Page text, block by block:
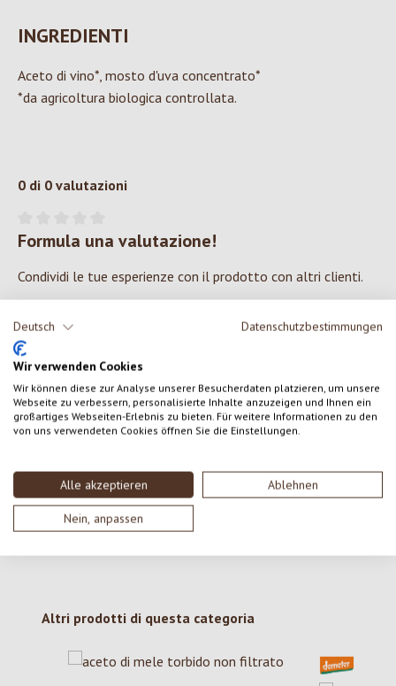
Deutsch Datenschutzbestimmungen
Wir verwenden Cookies
Wir können diese zur Analyse unserer Besucherdaten platzieren, um unsere
Webseite zu verbessern, personalisierte Inhalte anzuzeigen und Ihnen ein
großartiges Webseiten-Erlebnis zu bieten. Für weitere Informationen zu den
von uns verwendeten Cookies öffnen Sie die Einstellungen.
Alle akzeptieren Ablehnen
Nein, anpassen
INGREDIENTI
Aceto di vino*, mosto d'uva concentrato*
*da agricoltura biologica controllata.
0 di 0 valutazioni
Valutazione media di 0 su 5 stelle
Formula una valutazione!
Condividi le tue esperienze con il prodotto con altri clienti.
SCRIVERE UNA RECENSIONE
Visualizza le valutazioni solo nella lingua corrente.
con gli altri.
Salta la galleria dei prodotti
Altri prodotti di questa categoria